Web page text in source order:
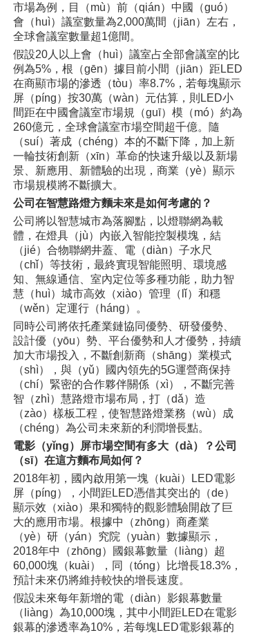
市場為例，目（mù）前（qián）中國（guó）
會（huì）議室數量為2,000萬間（jiān）左右，
全球會議室數量超1億間。
假設20人以上會（huì）議室占全部會議室的比
例為5%，根（gēn）據目前小間（jiān）距LED
在商顯市場的滲透（tòu）率8.7%，若每塊顯示
屏（píng）按30萬（wàn）元估算，則LED小
間距在中國會議室市場規（guī）模（mó）約為
260億元，全球會議室市場空間超千億。隨
（suí）著成（chéng）本的不斷下降，加上新
一輪技術創新（xīn）革命的快速升級以及新場
景、新應用、新體驗的出現，商業（yè）顯示
市場規模將不斷擴大。
公司在智慧路燈方麵未來是如何考慮的？
公司將以智慧城市為落腳點，以燈聯網為載
體，在燈具（jù）內嵌入智能控製模塊，結
（jié）合物聯網井蓋、電（diàn）子水尺
（chǐ）等技術，最終實現智能照明、環境感
知、無線通信、室內定位等多種功能，助力智
慧（huì）城市高效（xiào）管理（lǐ）和穩
（wěn）定運行（háng）。
同時公司將依托產業鏈協同優勢、研發優勢、
設計優（yōu）勢、平台優勢和人才優勢，持續
加大市場投入，不斷創新商（shāng）業模式
（shì），與（yǔ）國內領先的5G運營商保持
（chí）緊密的合作夥伴關係（xì），不斷完善
智（zhì）慧路燈市場布局，打（dǎ）造
（zào）樣板工程，使智慧路燈業務（wù）成
（chéng）為公司未來新的利潤增長點。
電影（yǐng）屏市場空間有多大（dà）？公司
（sī）在這方麵布局如何？
2018年初，國內啟用第一塊（kuài）LED電影
屏（píng），小間距LED憑借其突出的（de）
顯示效（xiào）果和獨特的觀影體驗開啟了巨
大的應用市場。根據中（zhōng）商產業
（yè）研（yán）究院（yuàn）數據顯示，
2018年中（zhōng）國銀幕數量（liàng）超
60,000塊（kuài），同（tóng）比增長18.3%，
預計未來仍將維持較快的增長速度。
假設未來每年新增的電（diàn）影銀幕數量
（liàng）為10,000塊，其中小間距LED在電影
銀幕的滲透率為10%，若每塊LED電影銀幕的